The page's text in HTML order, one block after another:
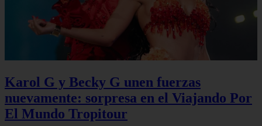
Karol G y Becky G unen fuerzas
nuevamente: sorpresa en el Viajando Por
El Mundo Tropitour